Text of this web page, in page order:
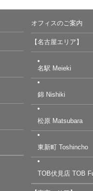
オフィスのご案内
【名古屋エリア】
名駅 Meieki
錦 Nishiki
松原 Matsubara
東新町 Toshincho
TOB伏見店 TOB